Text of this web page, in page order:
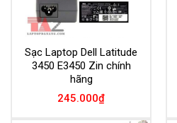
Sạc Laptop Dell Latitude
3450 E3450 Zin chính
hãng
245.000₫